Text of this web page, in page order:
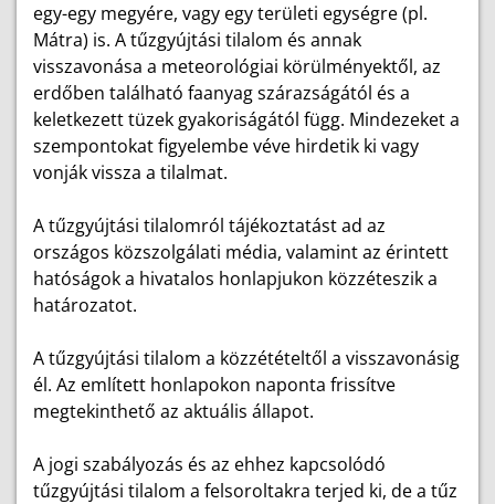
egy-egy megyére, vagy egy területi egységre (pl.
Mátra) is. A tűzgyújtási tilalom és annak
visszavonása a meteorológiai körülményektől, az
erdőben található faanyag szárazságától és a
keletkezett tüzek gyakoriságától függ. Mindezeket a
szempontokat figyelembe véve hirdetik ki vagy
vonják vissza a tilalmat.
A tűzgyújtási tilalomról tájékoztatást ad az
országos közszolgálati média, valamint az érintett
hatóságok a hivatalos honlapjukon közzéteszik a
határozatot.
A tűzgyújtási tilalom a közzétételtől a visszavonásig
él. Az említett honlapokon naponta frissítve
megtekinthető az aktuális állapot.
A jogi szabályozás és az ehhez kapcsolódó
tűzgyújtási tilalom a felsoroltakra terjed ki, de a tűz